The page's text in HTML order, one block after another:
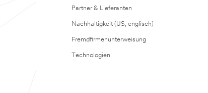
Partner & Lieferanten
Nachhaltigkeit (US, englisch)
Fremdfirmenunterweisung
Technologien